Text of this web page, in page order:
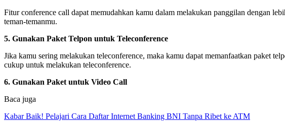
Fitur conference call dapat memudahkan kamu dalam melakukan panggilan dengan
teman-temanmu.
5. Gunakan Paket Telpon untuk Teleconference
Jika kamu sering melakukan teleconference, maka kamu dapat memanfaatkan paket
cukup untuk melakukan teleconference.
6. Gunakan Paket untuk Video Call
Baca juga
Kabar Baik! Pelajari Cara Daftar Internet Banking BNI Tanpa Ribet ke ATM